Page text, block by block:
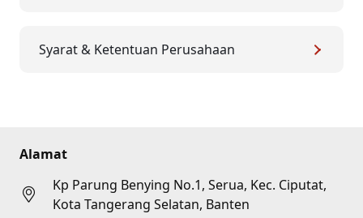
Syarat & Ketentuan Perusahaan
Alamat
Kp Parung Benying No.1, Serua, Kec. Ciputat,
Kota Tangerang Selatan, Banten